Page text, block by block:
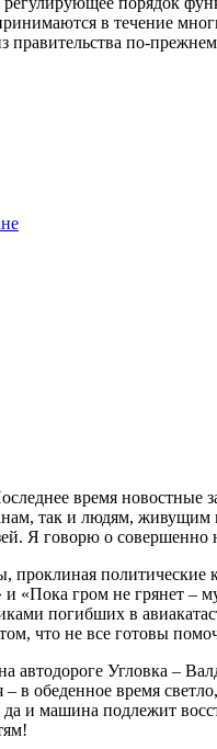
в течение
правительства по-
время новостные
так и людям, живущим
Я говорю о
проклиная
«Пока гром не грянет –
погибших в
что не все готовы
автодороге Угловка –
в обеденное время
и машина подлежит